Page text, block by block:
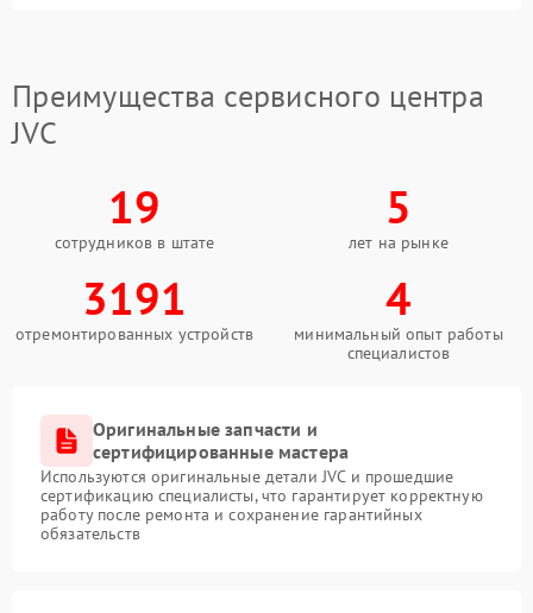
Преимущества сервисного центра
JVC
19
сотрудников в штате
5
лет на рынке
3191
отремонтированных устройств
4
минимальный опыт работы
специалистов
Оригинальные запчасти и
сертифицированные мастера
Используются оригинальные детали JVC и прошедшие
сертификацию специалисты, что гарантирует корректную
работу после ремонта и сохранение гарантийных
обязательств